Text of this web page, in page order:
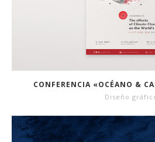
CONFERENCIA «OCÉANO &
Diseño